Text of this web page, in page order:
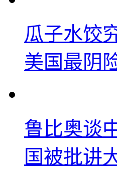
瓜子水饺
美国最阴
鲁比奥谈
国被批讲